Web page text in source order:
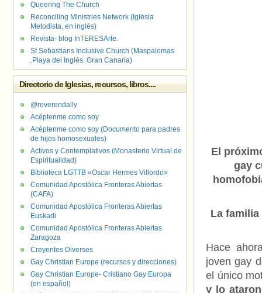
El
gay
La
Hace
joven gay
el único
y lo
Queering The Church
Reconciling Ministries Network (Iglesia
Metodista, en inglés)
Revista- blog InTERESArte.
St Sebastians Inclusive Church (Maspalomas
.Playa del Inglés. Gran Canaria)
Directorio de Iglesias, recursos, libros....
@reverendally
Acéptenme como soy
Acéptenme como soy (Documento para padres
de hijos homosexuales)
Activos y Contemplativos (Monasterio Virtual de
Espiritualidad)
Biblioteca LGTTB «Oscar Hermes Villordo»
Comunidad Apostólica Fronteras Abiertas
(CAFA)
Comunidad Apostólica Fronteras Abiertas
Euskadi
Comunidad Apostólica Fronteras Abiertas
Zaragoza
Creyentes Diverses
Gay Christian Europe (recursos y direcciones)
Gay Christian Europe- Cristiano Gay Europa
(en español)